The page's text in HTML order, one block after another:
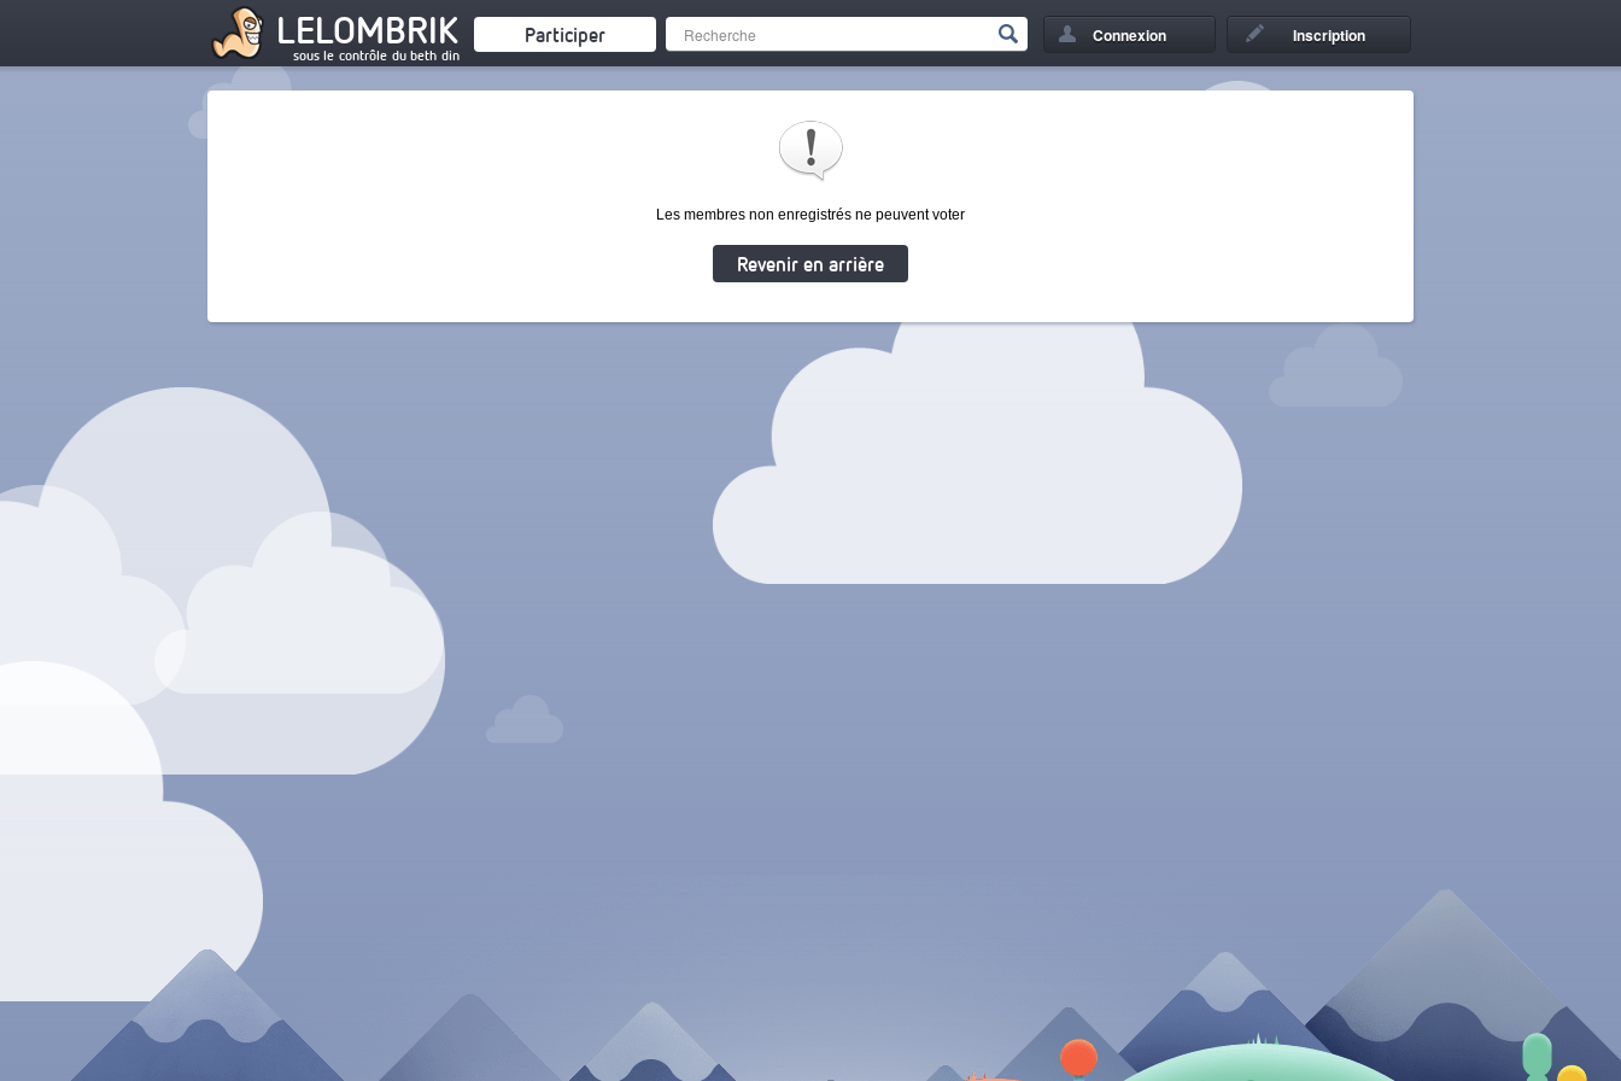
LELOMBRIK
sous le contrôle du beth din
Participer Connexion Inscription
Les membres non enregistrés ne peuvent voter
Revenir en arrière